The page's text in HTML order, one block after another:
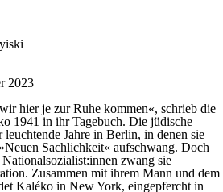
2023
hier je zur Ruhe kommen«, schrieb die
1941 in ihr Tagebuch. Die jüdische
Jahre in Berlin, in denen sie
Sachlichkeit« aufschwang. Doch
zwang sie
Zusammen mit ihrem Mann und dem
Kaléko in New York, eingepfercht in